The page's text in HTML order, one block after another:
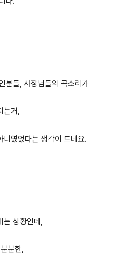
분들, 사장님들의 곡소리가
는거,
니였었다는 생각이 드네요.
는 상황인데,
분한,